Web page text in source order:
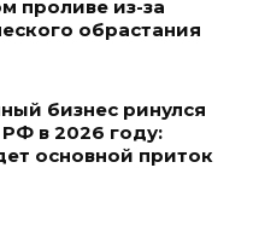
проливе из-за
обрастания
бизнес ринулся
в 2026 году:
основной приток